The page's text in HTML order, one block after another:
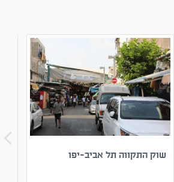
שוק התקווה תל אביב-יפו